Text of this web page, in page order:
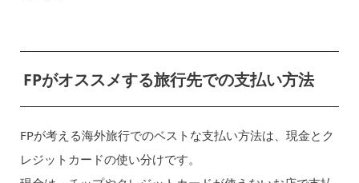
FPがオススメする旅行先での支払い方法
FPが考える海外旅行でのベストな支払い方法は、現金とク
レジットカードの使い分けです。